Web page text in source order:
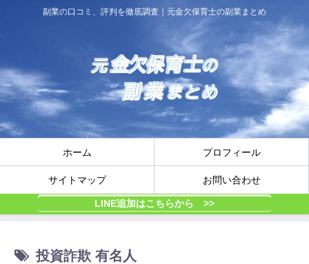
副業の口コミ、評判を徹底調査｜元金欠保育士の副業まとめ
ホーム プロフィール
サイトマップ お問い合わせ
LINE追加はこちらから >>
投資詐欺 有名人